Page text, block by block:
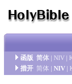
函版 简体 | NIV |
措开 简体 | NIV |